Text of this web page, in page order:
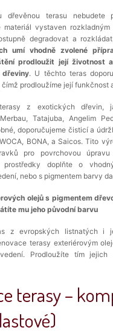
dřevěnou terasu nebudete
materiál vystaven
degradovat a
umí vhodně zvolené
prodloužit její životnost
. U těchto teras
prodloužíme její funkčnost
z exotických dřevin,
Tatajuba, Angelim
doporučujeme čisticí a
BONA, a Saicos. Tito
pro povrchovou
prostředky doplňte o
nebo s pigmentem barvy
olejů s pigmentem
mu jeho původní barvu
z evropských listnatých i
terasy exteriérovým
Prodloužíte tím jejich
terasy –